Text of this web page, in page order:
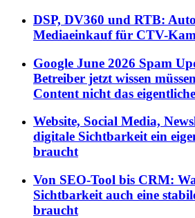
DSP, DV360 und RTB:
Mediaeinkauf für CTV-
Google June 2026 Spam
Betreiber jetzt wissen
Content nicht das
Website, Social Media,
digitale Sichtbarkeit ein
braucht
Von SEO-Tool bis CRM:
Sichtbarkeit auch eine
braucht